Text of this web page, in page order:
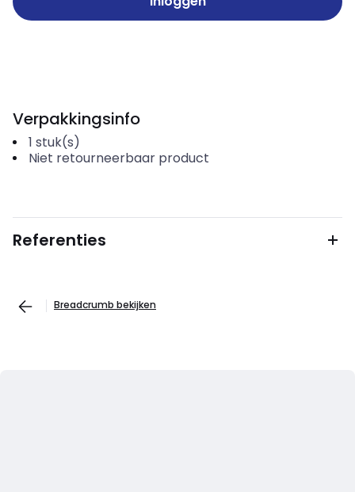
Verpakkingsinfo
1 stuk(s)
Niet retourneerbaar product
Referenties
Breadcrumb bekijken